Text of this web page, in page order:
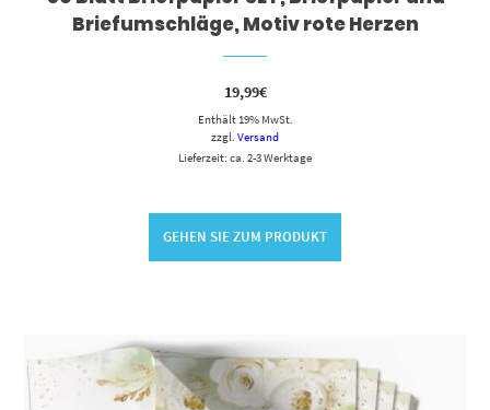
Briefumschläge, Motiv rote Herzen
19,99€
Enthält 19% MwSt.
zzgl. Versand
Lieferzeit: ca. 2-3 Werktage
GEHEN SIE ZUM PRODUKT